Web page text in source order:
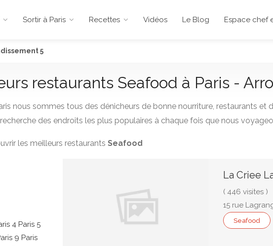
Sortir à Paris Recettes Vidéos Le Blog Espace chef
5
restaurants Seafood à Paris -
nous sommes tous des dénicheurs de bonne nourriture, restaurants et
des endroits les plus populaires à chaque fois que nous
les meilleurs restaurants Seafood
4 Paris 5
9 Paris
La Criee
( 446 visites )
15 rue
Seafood